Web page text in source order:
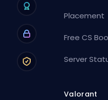
Placement
Free CS
Server
Valorant